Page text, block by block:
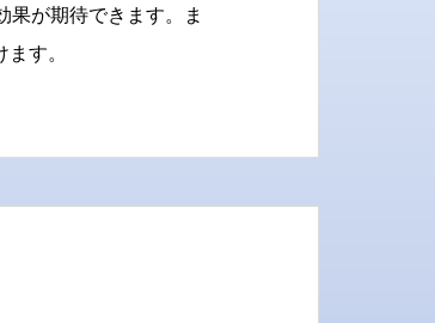
果が期待できます。ま
す。